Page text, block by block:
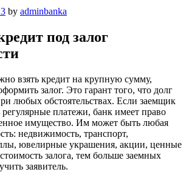
by adminbanka
под залог
взять кредит на крупную сумму,
залог. Это гарант того, что долг
любых обстоятельствах. Если заемщик
платежи, банк имеет право
имущество. Им может быть любая
недвижимость, транспорт,
ювелирные украшения, акции, ценные
залога, тем больше заемных
заявитель.